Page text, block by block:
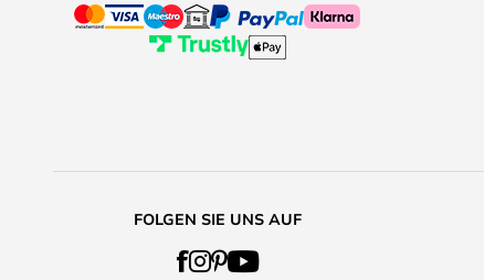
FOLGEN SIE UNS AUF